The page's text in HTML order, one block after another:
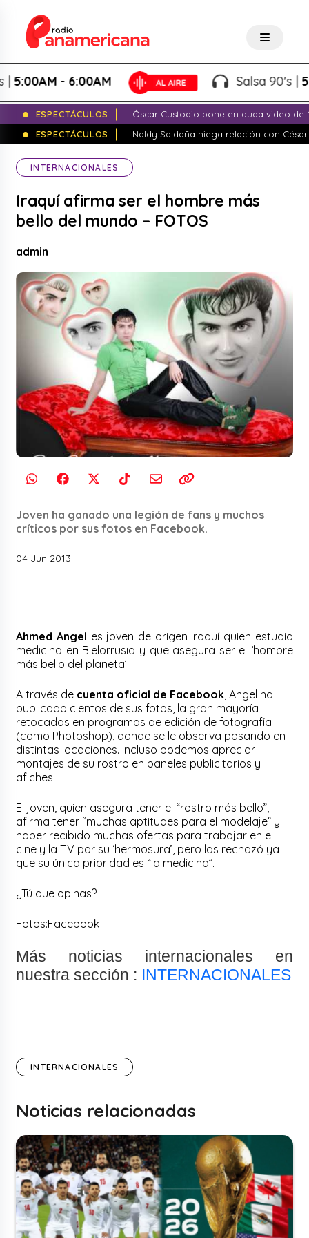
- 6:00AM Salsa 90's |
ESPECTÁCULOS
Óscar Custodio pone en duda video de
ESPECTÁCULOS
Naldy Saldaña niega relación con
INTERNACIONALES
Iraquí afirma ser el hombre más
bello del mundo – FOTOS
admin
Joven ha ganado una legión de fans y muchos
críticos por sus fotos en Facebook.
04 Jun 2013
Ahmed Angel es joven de origen iraquí quien estudia
medicina en Bielorrusia y que asegura ser el ‘hombre
más bello del planeta’.
A través de cuenta oficial de Facebook, Angel ha
publicado cientos de sus fotos, la gran mayoría
retocadas en programas de edición de fotografía
(como Photoshop), donde se le observa posando en
distintas locaciones. Incluso podemos apreciar
montajes de su rostro en paneles publicitarios y
afiches.
El joven, quien asegura tener el “rostro más bello”,
afirma tener “muchas aptitudes para el modelaje” y
haber recibido muchas ofertas para trabajar en el
cine y la T.V por su ‘hermosura’, pero las rechazó ya
que su única prioridad es “la medicina”.
¿Tú que opinas?
Fotos:Facebook
Más noticias internacionales en
nuestra sección : INTERNACIONALES
INTERNACIONALES
Noticias relacionadas